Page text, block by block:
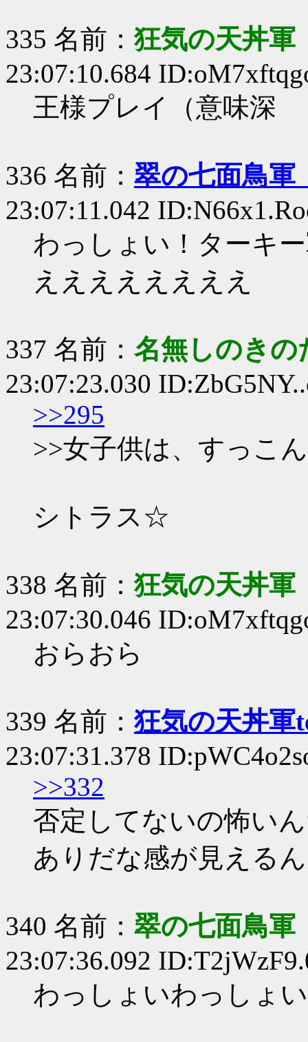
335 名前：狂気の天丼
23:07:10.684
王様プレイ（意味深
336 名前： 翠の七面鳥
23:07:11.042
わっしょい！ターキ
ええええええええ
337 名前： 名無しのきの
23:07:23.030
>>295
>>女子供は、すっこ
シトラス☆
338 名前：狂気の天丼
23:07:30.046
おらおら
339 名前：狂気の天丼軍
23:07:31.378
>>332
否定してないの怖い
ありだな感が見える
340 名前： 翠の七面鳥
23:07:36.092
わっしょいわっしょい